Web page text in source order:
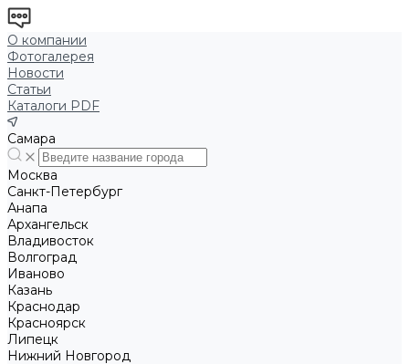
О компании
Фотогалерея
Новости
Статьи
Каталоги PDF
Самара
Москва
Санкт-Петербург
Анапа
Архангельск
Владивосток
Волгоград
Иваново
Казань
Краснодар
Красноярск
Липецк
Нижний Новгород